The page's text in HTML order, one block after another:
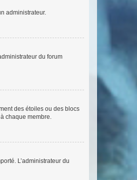
administrateur.
du forum
des étoiles ou des blocs
chaque membre.
L’administrateur du